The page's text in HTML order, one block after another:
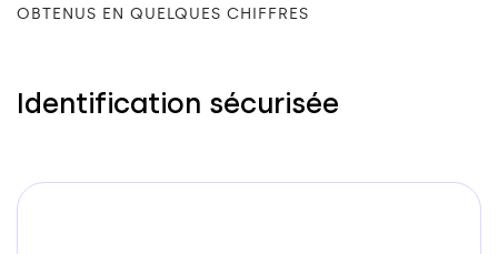
OBTENUS EN QUELQUES CHIFFRES
Identification sécurisée